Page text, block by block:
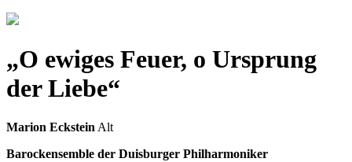
„O ewiges Feuer, o Ursprung
der Liebe“
Marion Eckstein Alt
Barockensemble der Duisburger Philharmoniker